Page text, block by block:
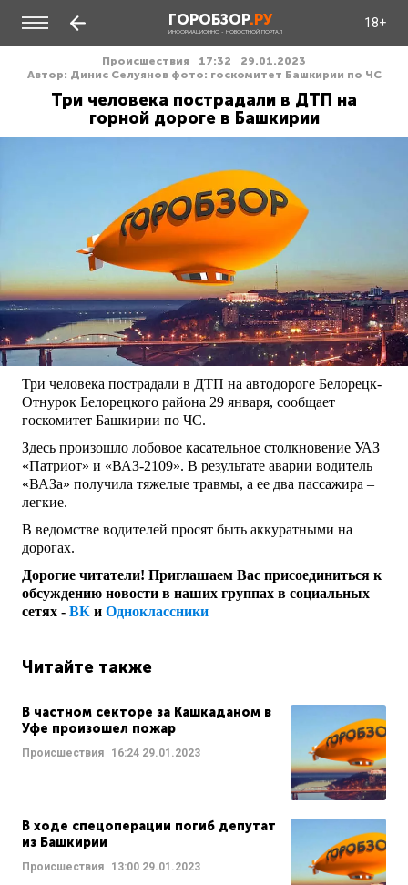
ГОРОБЗОР.РУ
ИНФОРМАЦИОННО - НОВОСТНОЙ ПОРТАЛ
18+
Происшествия 17:32
29.01.2023
Автор: Динис Селуянов фото: госкомитет Башкирии по ЧС
Три человека пострадали в ДТП на
горной дороге в Башкирии
Три человека пострадали в ДТП на автодороге Белорецк-
Отнурок Белорецкого района 29 января, сообщает
госкомитет Башкирии по ЧС.
Здесь произошло лобовое касательное столкновение УАЗ
«Патриот» и «ВАЗ-2109». В результате аварии водитель
«ВАЗа» получила тяжелые травмы, а ее два пассажира –
легкие.
В ведомстве водителей просят быть аккуратными на
дорогах.
Дорогие читатели! Приглашаем Вас присоединиться к
обсуждению новости в наших группах в социальных
сетях - ВК и Одноклассники
Читайте также
В частном секторе за Кашкаданом в
Уфе произошел пожар
Происшествия 16:24 29.01.2023
В ходе спецоперации погиб депутат
из Башкирии
Происшествия 13:00 29.01.2023